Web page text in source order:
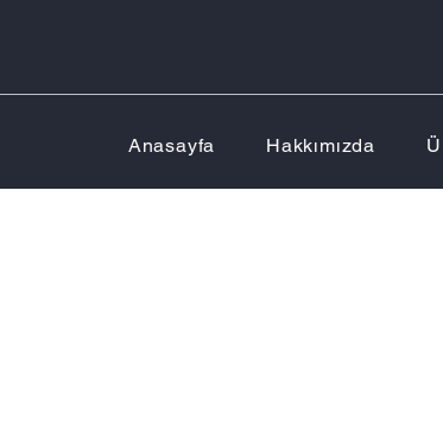
Anasayfa Hakkımızda